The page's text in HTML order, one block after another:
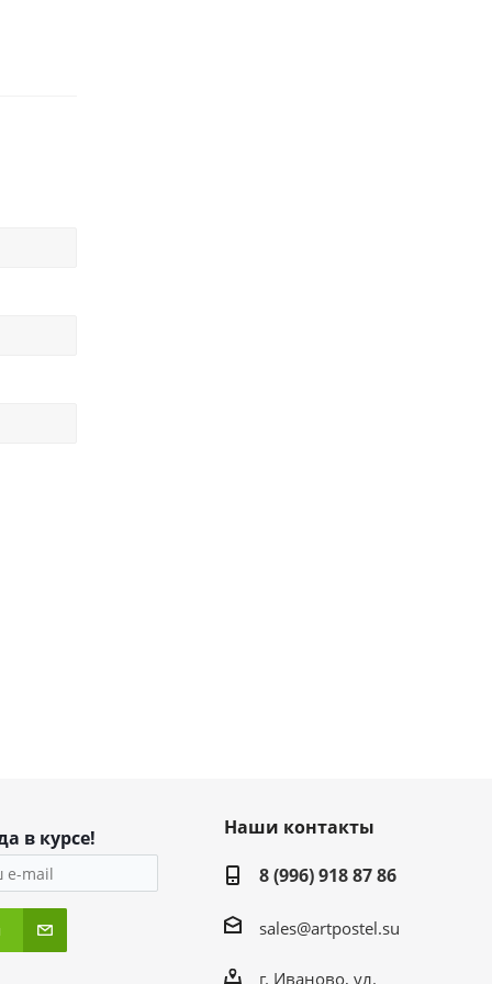
в курсе!
Наши контакты
8 (996) 918 87 86
sales@artpostel.su
г. Иваново, ул.